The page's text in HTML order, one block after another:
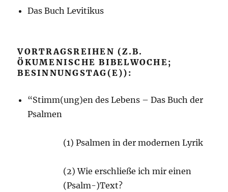
Das Buch Levitikus
VORTRAGSREIHEN (Z.B.
ÖKUMENISCHE BIBELWOCHE;
BESINNUNGSTAG(E)):
“Stimm(ung)en des Lebens – Das Buch der
Psalmen
(1) Psalmen in der modernen Lyrik
(2) Wie erschließe ich mir einen
(Psalm-)Text?